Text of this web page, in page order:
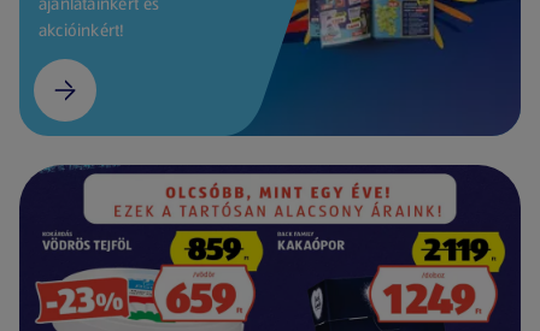
akcióinkért!